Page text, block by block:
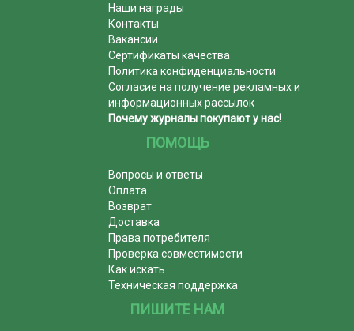
Наши награды
Контакты
Вакансии
Сертификаты качества
Политика конфиденциальности
Согласие на получение рекламных и
информационных рассылок
Почему журналы покупают у нас!
ПОМОЩЬ
Вопросы и ответы
Оплата
Возврат
Доставка
Права потребителя
Проверка совместимости
Как искать
Техническая поддержка
ПИШИТЕ НАМ